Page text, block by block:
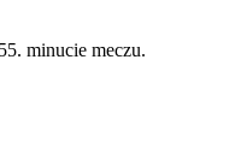
minucie meczu.